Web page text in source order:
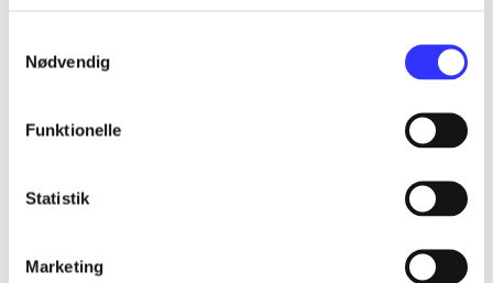
Nødvendig
Funktionelle
Statistik
Marketing